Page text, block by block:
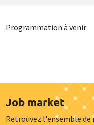
Programmation à venir
Job market
Retrouvez l'ensemble de